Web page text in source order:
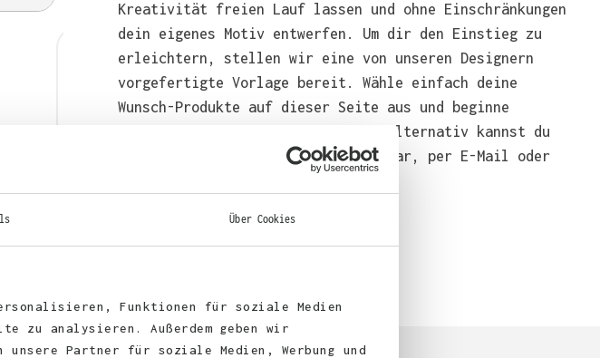
Über Cookies
Funktionen für soziale Medien
zu analysieren. Außerdem geben wir
unsere Partner für soziale Medien, Werbung und
Kreativität freien Lauf lassen und ohne Einschränkungen
dein eigenes Motiv entwerfen. Um dir den Einstieg zu
erleichtern, stellen wir eine von unseren Designern
vorgefertigte Vorlage bereit. Wähle einfach deine
Wunsch-Produkte auf dieser Seite aus und beginne
anschließend mit der Gestaltung. Alternativ kannst du
auch bequem über das Bestellformular, per E-Mail oder